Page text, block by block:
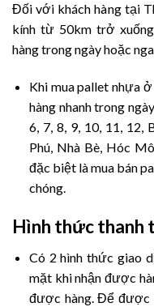
Đối với khách hàng tại
kính từ 50km trở
hàng trong ngày hoặc
Khi mua pallet nhựa
hàng nhanh trong
6, 7, 8, 9, 10, 11, 12,
Phú, Nhà Bè, Hóc
đặc biệt là mua bán
chóng.
Hình thức thanh
Có 2 hình thức giao
mặt khi nhận được
được hàng. Để được